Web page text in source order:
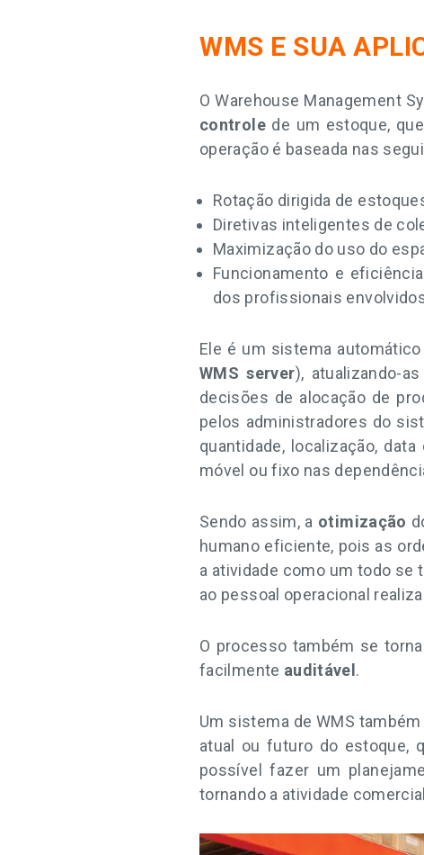
WMS E SUA
O Warehouse Management
controlede um estoque,
operação é baseada nas
Rotação dirigida de
Diretivas inteligentes de
Maximização do uso do
Funcionamento e
dos profissionais
Ele é um sistema automático
WMS server), atualizando-
decisões de alocação de
pelos administradores do
quantidade, localização,
móvel ou fixo nas
Sendo assim, a otimização
humano eficiente, pois as
a atividade como um todo se
ao pessoal operacional
O processo também se torna
facilmente auditável .
Um sistema de WMS
atual ou futuro do estoque,
possível fazer um
tornando a atividade